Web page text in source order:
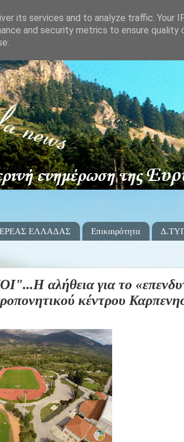
ΕΛΛΑΔΑΣ Επικαιρότητα
αλήθεια για το
κέντρου
its services and to analyze traffic. Your
and security metrics to ensure quality